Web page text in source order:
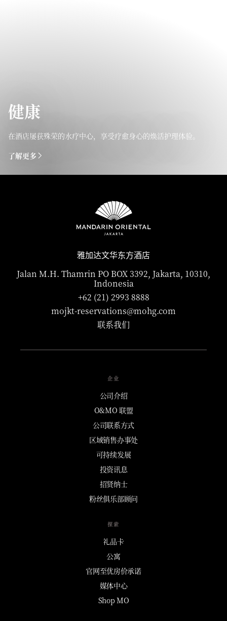
健康
在酒店屡获殊荣的水疗中心，享受疗愈身心的焕活护理体验。
了解更多
雅加达文华东方酒店
Jalan M.H. Thamrin PO BOX 3392, Jakarta, 10310,
Indonesia
+62 (21) 2993 8888
mojkt-reservations@mohg.com
联系我们
企业
公司介绍
O&MO 联盟
公司联系方式
区域销售办事处
可持续发展
投资讯息
招贤纳士
粉丝俱乐部顾问
探索
礼品卡
公寓
官网至优房价承诺
媒体中心
Shop MO